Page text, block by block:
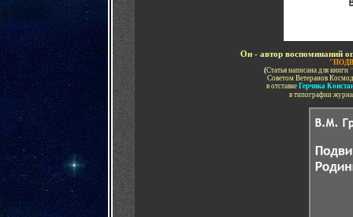
Он - автор воспоминаний
(Статья написана для книги
Советом Ветеранов
в отставке Герчика
в типографии